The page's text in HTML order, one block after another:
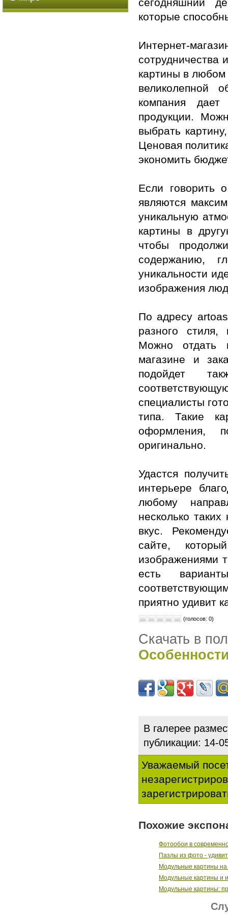
сегодняшний
которые
Интернет-
сотрудничества
картины в любом
великолепной
компания дает
продукции.
выбрать
Ценовая
экономить
Если говорить
являются
уникальную
картины в
чтобы
содержанию,
уникальности
изображения
По адресу
разного стиля,
Можно отдать
магазине и
подойдет
специалисты
типа. Такие
оформления,
оригинально.
Удастся
интерьере
любому
несколько
вкус.
сайте,
изображениями
есть
приятно удивит
(голосов: 0)
Скачать в
В галерее
публикации:
Уважаемый
Похожие
Фотообои в
Пазлы из фото -
Модульные картины на
Модульные картины и
Модульные картины: